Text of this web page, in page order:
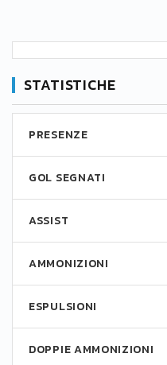
STATISTICHE
PRESENZE
GOL SEGNATI
ASSIST
AMMONIZIONI
ESPULSIONI
DOPPIE AMMONIZIONI